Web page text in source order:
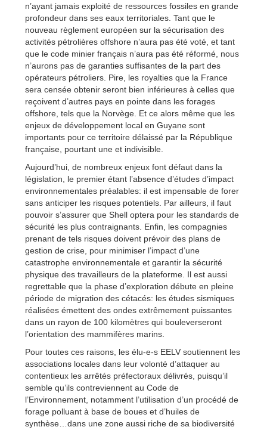
n’ayant jamais exploité de ressources fossiles en grande
profondeur dans ses eaux territoriales. Tant que le
nouveau règlement européen sur la sécurisation des
activités pétrolières offshore n’aura pas été voté, et tant
que le code minier français n’aura pas été réformé, nous
n’aurons pas de garanties suffisantes de la part des
opérateurs pétroliers. Pire, les royalties que la France
sera censée obtenir seront bien inférieures à celles que
reçoivent d’autres pays en pointe dans les forages
offshore, tels que la Norvège. Et ce alors même que les
enjeux de développement local en Guyane sont
importants pour ce territoire délaissé par la République
française, pourtant une et indivisible.
Aujourd’hui, de nombreux enjeux font défaut dans la
législation, le premier étant l’absence d’études d’impact
environnementales préalables: il est impensable de forer
sans anticiper les risques potentiels. Par ailleurs, il faut
pouvoir s’assurer que Shell optera pour les standards de
sécurité les plus contraignants. Enfin, les compagnies
prenant de tels risques doivent prévoir des plans de
gestion de crise, pour minimiser l’impact d’une
catastrophe environnementale et garantir la sécurité
physique des travailleurs de la plateforme. Il est aussi
regrettable que la phase d’exploration débute en pleine
période de migration des cétacés: les études sismiques
réalisées émettent des ondes extrêmement puissantes
dans un rayon de 100 kilomètres qui bouleverseront
l’orientation des mammifères marins.
Pour toutes ces raisons, les élu-e-s EELV soutiennent les
associations locales dans leur volonté d’attaquer au
contentieux les arrêtés préfectoraux délivrés, puisqu’il
semble qu’ils contreviennent au Code de
l’Environnement, notamment l’utilisation d’un procédé de
forage polluant à base de boues et d’huiles de
synthèse…dans une zone aussi riche de sa biodiversité